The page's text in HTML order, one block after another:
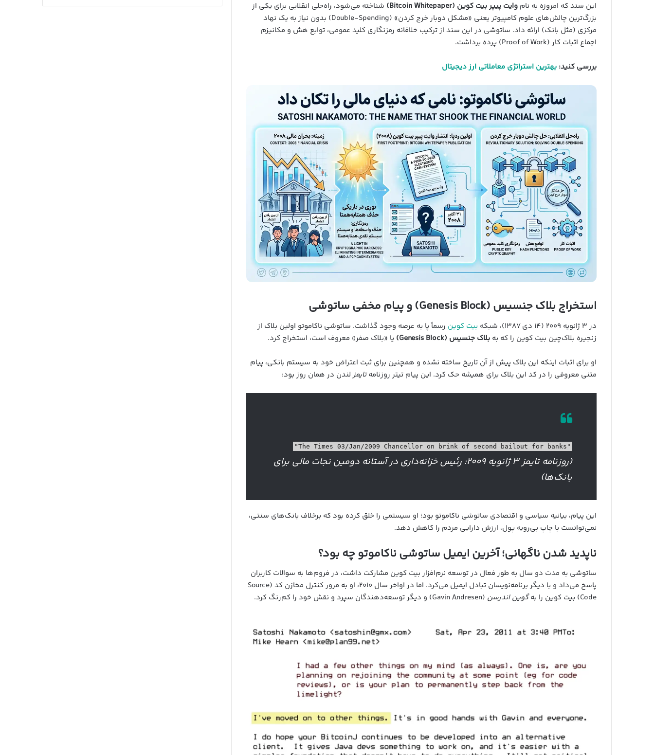
این سند که امروزه به نام وایت پیپر بیت کوین (Bitcoin Whitepaper)
شناخته می‌شود، راه‌حلی انقلابی برای یکی از
بزرگ‌ترین چالش‌های علوم کامپیوتر یعنی «مشکل دوبار خرج کردن» (Double-Spending) بدون نیاز به یک نهاد
مرکزی (مثل بانک) ارائه داد. ساتوشی در این سند از ترکیب خلاقانه رمزنگاری کلید عمومی، توابع هش و مکانیزم
اجماع اثبات کار (Proof of Work) پرده برداشت.
بررسی کنید: بهترین استراتژی معاملاتی ارز دیجیتال
استخراج بلاک جنسیس (Genesis Block) و پیام مخفی ساتوشی
در ۳ ژانویه ۲۰۰۹ (۱۴ دی ۱۳۸۷)، شبکه بیت کوین رسماً پا به عرصه وجود گذاشت. ساتوشی ناکاموتو اولین بلاک از
زنجیره بلاک‌چین بیت کوین را که به بلاک جنسیس (Genesis Block) یا «بلاک صفر» معروف است، استخراج کرد.
او برای اثبات اینکه این بلاک پیش از آن تاریخ ساخته نشده و همچنین برای ثبت اعتراض خود به سیستم بانکی، پیام
متنی معروفی را در کد این بلاک برای همیشه حک کرد. این پیام تیتر روزنامهتایمزلندن در همان روز بود:
"The Times 03/Jan/2009 Chancellor on brink of second bailout for banks"
(روزنامه تایمز ۳ ژانویه ۲۰۰۹: رئیس خزانه‌داری در آستانه دومین نجات مالی برای
بانک‌ها)
این پیام، بیانیه سیاسی و اقتصادی ساتوشی ناکاموتو بود؛ او سیستمی را خلق کرده بود که برخلاف بانک‌های سنتی،
نمی‌توانست با چاپ بی‌رویه پول، ارزش دارایی مردم را کاهش دهد.
ناپدید شدن ناگهانی؛ آخرین ایمیل ساتوشی ناکاموتو چه بود؟
ساتوشی به مدت دو سال به طور فعال در توسعه نرم‌افزار بیت کوین مشارکت داشت، در فروم‌ها به سوالات کاربران
پاسخ می‌داد و با دیگر برنامه‌نویسان تبادل ایمیل می‌کرد. اما در اواخر سال ۲۰۱۰، او به مرور کنترل مخازن کد (Source
Code) بیت کوین را به
گوین اندرسن (Gavin Andresen) و دیگر توسعه‌دهندگان سپرد و نقش خود را کم‌رنگ کرد.